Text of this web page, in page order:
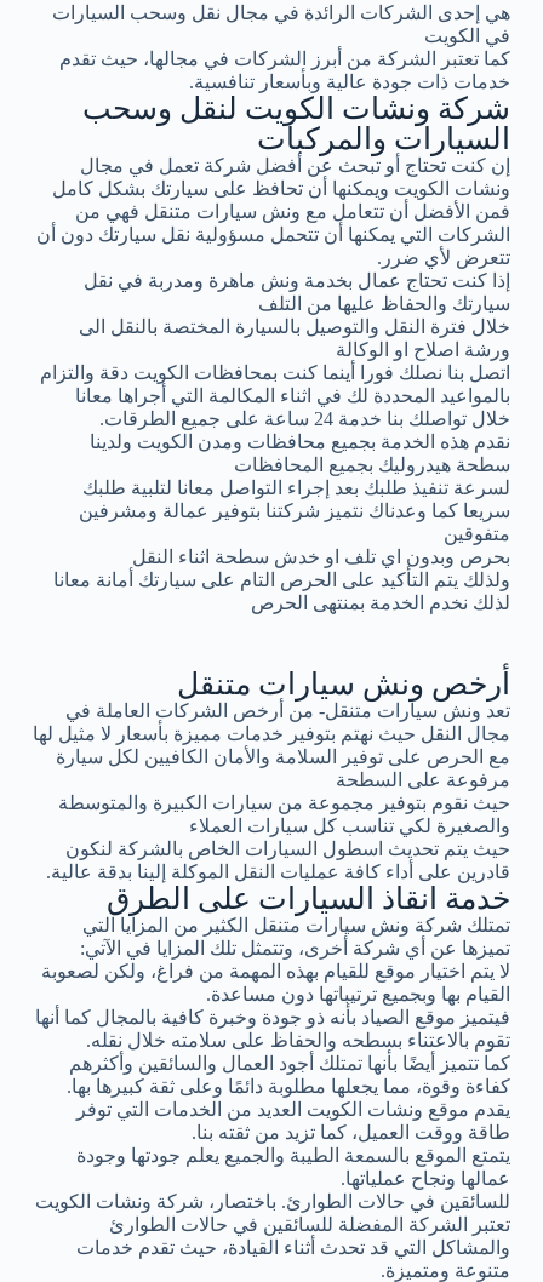
هي إحدى الشركات الرائدة في مجال نقل وسحب السيارات
في الكويت
كما تعتبر الشركة من أبرز الشركات في مجالها، حيث تقدم
خدمات ذات جودة عالية وبأسعار تنافسية.
شركة ونشات الكويت لنقل وسحب
السيارات والمركبات
إن كنت تحتاج أو تبحث عن أفضل شركة تعمل في مجال
ونشات الكويت ويمكنها أن تحافظ على سيارتك بشكل كامل
فمن الأفضل أن تتعامل مع ونش سيارات متنقل فهي من
الشركات التي يمكنها أن تتحمل مسؤولية نقل سيارتك دون أن
تتعرض لأي ضرر.
إذا كنت تحتاج عمال بخدمة ونش ماهرة ومدربة في نقل
سيارتك والحفاظ عليها من التلف
خلال فترة النقل والتوصيل بالسيارة المختصة بالنقل الى
ورشة اصلاح او الوكالة
اتصل بنا نصلك فورا أينما كنت بمحافظات الكويت دقة والتزام
بالمواعيد المحددة لك في اثناء المكالمة التي أجراها معانا
خلال تواصلك بنا خدمة 24 ساعة على جميع الطرقات.
نقدم هذه الخدمة بجميع محافظات ومدن الكويت ولدينا
سطحة هيدروليك بجميع المحافظات
لسرعة تنفيذ طلبك بعد إجراء التواصل معانا لتلبية طلبك
سريعا كما وعدناك نتميز شركتنا بتوفير عمالة ومشرفين
متفوقين
بحرص وبدون اي تلف او خدش سطحة اثناء النقل
ولذلك يتم التأكيد على الحرص التام على سيارتك أمانة معانا
لذلك نخدم الخدمة بمنتهى الحرص
أرخص ونش سيارات متنقل
تعد ونش سيارات متنقل- من أرخص الشركات العاملة في
مجال النقل حيث نهتم بتوفير خدمات مميزة بأسعار لا مثيل لها
مع الحرص على توفير السلامة والأمان الكافيين لكل سيارة
مرفوعة على السطحة
حيث نقوم بتوفير مجموعة من سيارات الكبيرة والمتوسطة
والصغيرة لكي تناسب كل سيارات العملاء
حيث يتم تحديث اسطول السيارات الخاص بالشركة لنكون
قادرين على أداء كافة عمليات النقل الموكلة إلينا بدقة عالية.
خدمة انقاذ السيارات على الطرق
تمتلك شركة ونش سيارات متنقل الكثير من المزايا التي
تميزها عن أي شركة أخرى، وتتمثل تلك المزايا في الآتي:
لا يتم اختيار موقع للقيام بهذه المهمة من فراغ، ولكن لصعوبة
القيام بها وبجميع ترتيباتها دون مساعدة.
فيتميز موقع الصياد بأنه ذو جودة وخبرة كافية بالمجال كما أنها
تقوم بالاعتناء بسطحه والحفاظ على سلامته خلال نقله.
كما تتميز أيضًا بأنها تمتلك أجود العمال والسائقين وأكثرهم
كفاءة وقوة، مما يجعلها مطلوبة دائمًا وعلى ثقة كبيرها بها.
يقدم موقع ونشات الكويت العديد من الخدمات التي توفر
طاقة ووقت العميل، كما تزيد من ثقته بنا.
يتمتع الموقع بالسمعة الطيبة والجميع يعلم جودتها وجودة
عمالها ونجاح عملياتها.
للسائقين في حالات الطوارئ. باختصار، شركة ونشات الكويت
تعتبر الشركة المفضلة للسائقين في حالات الطوارئ
والمشاكل التي قد تحدث أثناء القيادة، حيث تقدم خدمات
متنوعة ومتميزة.